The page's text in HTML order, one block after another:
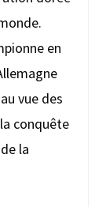
en
vue des
conquête
la